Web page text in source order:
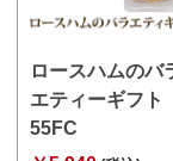
ロースハムのバ
エティーギフト
55FC